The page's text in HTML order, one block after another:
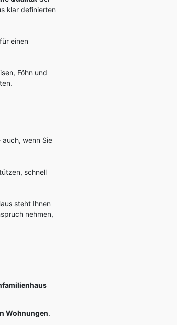
klar definierten
einen
Föhn und
auch, wenn Sie
schnell
steht Ihnen
nehmen,
Wohnungen.